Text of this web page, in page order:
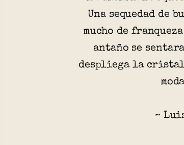
Una sequedad de
mucho de
antaño se
despliega la
~